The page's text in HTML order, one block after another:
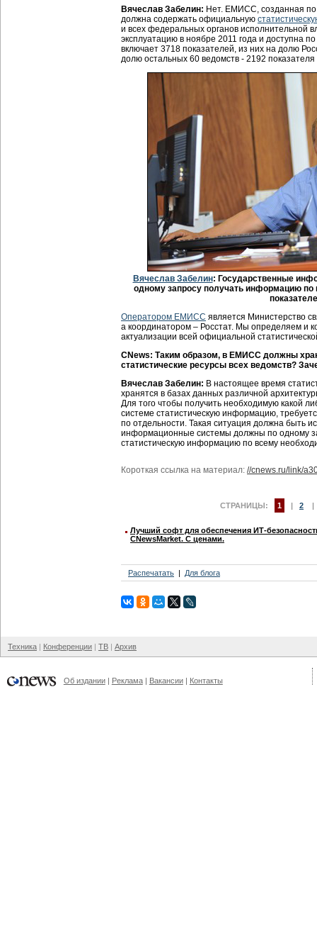
Вячеслав Забелин: Нет. ЕМИСС, созданная по
должна содержать официальную
и всех федеральных органов исполнительной
эксплуатацию в ноябре 2011 года и доступна
включает 3718 показателей, из них на долю
долю остальных 60 ведомств - 2192 показателя
Вячеслав Забелин: Государственные
одному запросу получать информацию
Оператором ЕМИСС является Министерство
а координатором – Росстат. Мы определяем и
актуализации всей официальной
CNews: Таким образом, в ЕМИСС должны
статистические ресурсы всех ведомств?
Вячеслав Забелин: В настоящее время
хранятся в базах данных различной
Для того чтобы получить необходимую какой
системе статистическую информацию,
по отдельности. Такая ситуация должна быть
информационные системы должны по одному
статистическую информацию по всему
Короткая ссылка на материал: //cnews.ru/link/
СТРАНИЦЫ: 1 | 2
Лучший софт для обеспечения ИТ-
CNewsMarket. С ценами.
Распечатать Для блога
Техника Конференции ТВ Архив
Об издании Реклама Вакансии Контакты